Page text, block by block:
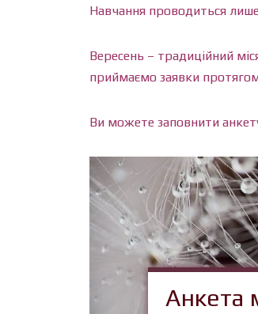
Навчання проводиться лише
Вересень – традиційний
приймаємо заявки
Ви можете заповнити
Анкета